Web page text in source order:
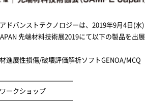
ドバンストテクノロジーは、2019年9月4日(
先端材料技術展2019にて以下の製品を出
展性損傷/破壊評価解析ソフトGENOA/MCQ
ークショップ